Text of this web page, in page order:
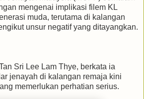
mengenai implikasi filem KL
muda, terutama di kalangan
unsur negatif yang ditayangkan.
Sri Lee Lam Thye, berkata ia
jenayah di kalangan remaja kini
memerlukan perhatian serius.